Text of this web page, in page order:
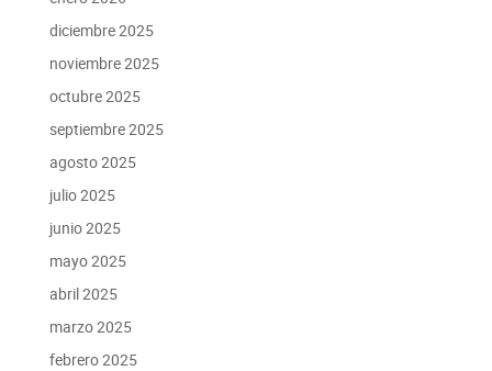
diciembre 2025
noviembre 2025
octubre 2025
septiembre 2025
agosto 2025
julio 2025
junio 2025
mayo 2025
abril 2025
marzo 2025
febrero 2025